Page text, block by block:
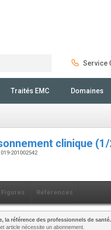
Service
Traités EMC Domaines
clinique
201002542
Figures Références
la référence des professionnels de santé.
article nécessite un abonnement.